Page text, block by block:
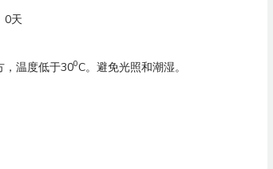
0天
，温度低于300C。避免光照和潮湿。